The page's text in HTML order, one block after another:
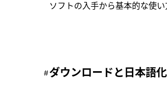
ソフトの入手から基本的な使い
ダウンロードと日本語化